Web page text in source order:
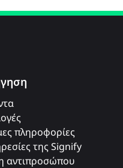
πληροφορίες
της Signify
αντιπροσώπου